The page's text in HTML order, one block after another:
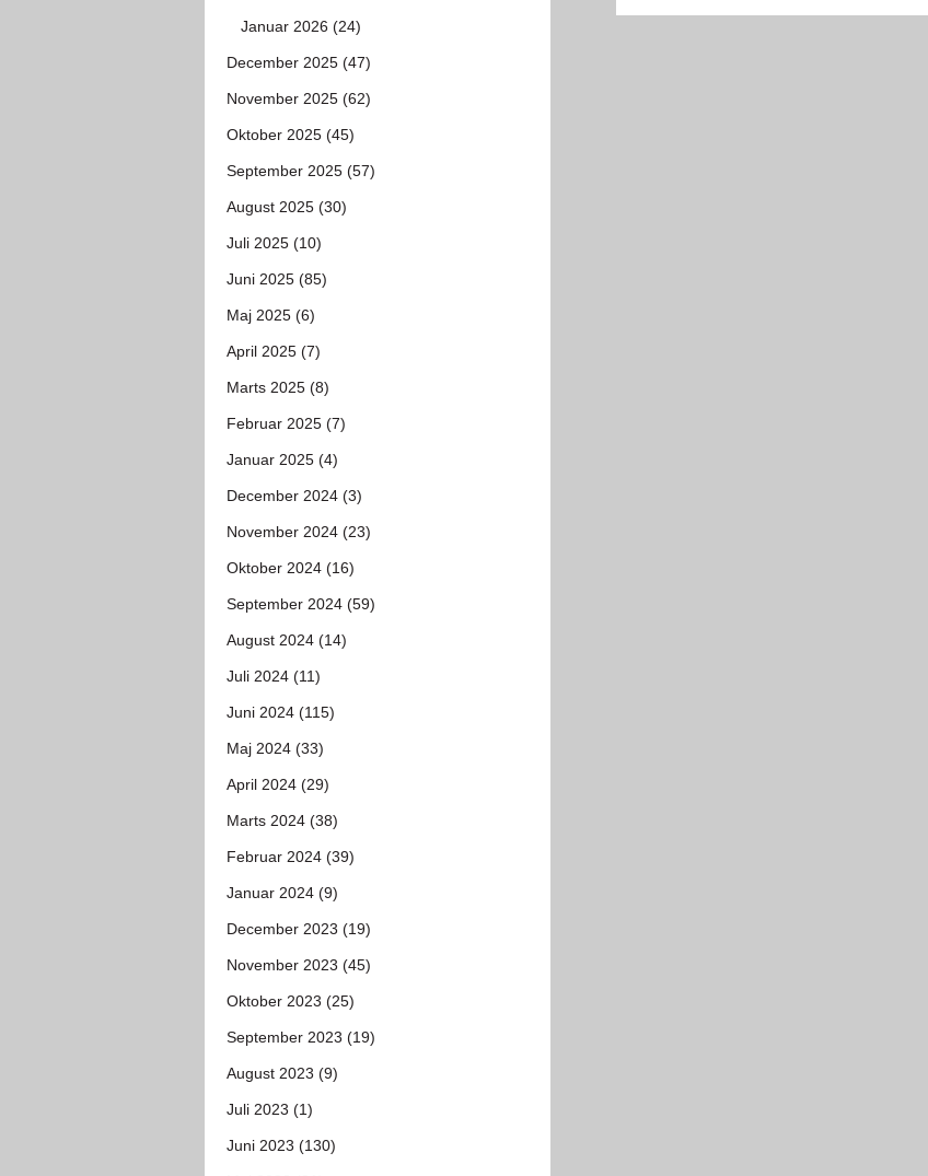
Januar 2026 (24)
December 2025 (47)
November 2025 (62)
Oktober 2025 (45)
September 2025 (57)
August 2025 (30)
Juli 2025 (10)
Juni 2025 (85)
Maj 2025 (6)
April 2025 (7)
Marts 2025 (8)
Februar 2025 (7)
Januar 2025 (4)
December 2024 (3)
November 2024 (23)
Oktober 2024 (16)
September 2024 (59)
August 2024 (14)
Juli 2024 (11)
Juni 2024 (115)
Maj 2024 (33)
April 2024 (29)
Marts 2024 (38)
Februar 2024 (39)
Januar 2024 (9)
December 2023 (19)
November 2023 (45)
Oktober 2023 (25)
September 2023 (19)
August 2023 (9)
Juli 2023 (1)
Juni 2023 (130)